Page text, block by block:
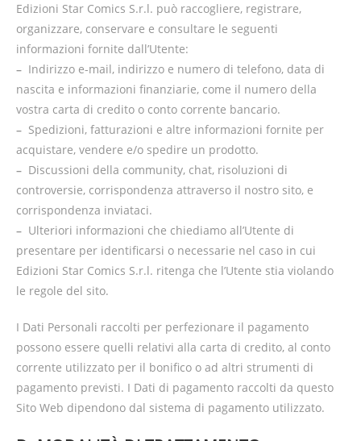
Edizioni Star Comics S.r.l. può raccogliere, registrare,
organizzare, conservare e consultare le seguenti
informazioni fornite dall’Utente:
– Indirizzo e-mail, indirizzo e numero di telefono, data di
nascita e informazioni finanziarie, come il numero della
vostra carta di credito o conto corrente bancario.
– Spedizioni, fatturazioni e altre informazioni fornite per
acquistare, vendere e/o spedire un prodotto.
– Discussioni della community, chat, risoluzioni di
controversie, corrispondenza attraverso il nostro sito, e
corrispondenza inviataci.
– Ulteriori informazioni che chiediamo all’Utente di
presentare per identificarsi o necessarie nel caso in cui
Edizioni Star Comics S.r.l. ritenga che l’Utente stia violando
le regole del sito.
I Dati Personali raccolti per perfezionare il pagamento
possono essere quelli relativi alla carta di credito, al conto
corrente utilizzato per il bonifico o ad altri strumenti di
pagamento previsti. I Dati di pagamento raccolti da questo
Sito Web dipendono dal sistema di pagamento utilizzato.